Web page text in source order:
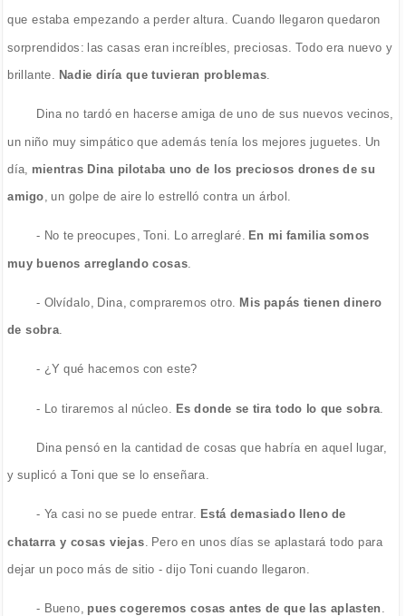
que estaba empezando a perder altura. Cuando llegaron quedaron
sorprendidos: las casas eran increíbles, preciosas. Todo era nuevo y
brillante. Nadie diría que tuvieran problemas
Dina no tardó en hacerse amiga de uno de sus nuevos vecinos,
un niño muy simpático que además tenía los mejores juguetes. Un
día, mientras Dina pilotaba uno de los preciosos drones de su
amigo , un golpe de aire lo estrelló contra un árbol.
- No te preocupes, Toni. Lo arreglaré. En mi familia somos
muy buenos arreglando cosas
- Olvídalo, Dina, compraremos otro. Mis papás tienen dinero
de sobra
- ¿Y qué hacemos con este?
- Lo tiraremos al núcleo. Es donde se tira todo lo que sobra
Dina pensó en la cantidad de cosas que habría en aquel lugar,
y suplicó a Toni que se lo enseñara.
- Ya casi no se puede entrar. Está demasiado lleno de
chatarra y cosas viejas . Pero en unos días se aplastará todo para
dejar un poco más de sitio - dijo Toni cuando llegaron.
- Bueno, pues cogeremos cosas antes de que las aplasten